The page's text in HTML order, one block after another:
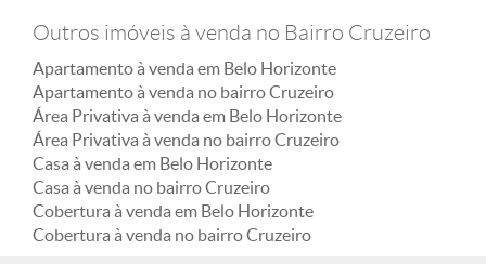
Outros imóveis à venda no Bairro Cruzeiro
Apartamento à venda em Belo Horizonte
Apartamento à venda no bairro Cruzeiro
Área Privativa à venda em Belo Horizonte
Área Privativa à venda no bairro Cruzeiro
Casa à venda em Belo Horizonte
Casa à venda no bairro Cruzeiro
Cobertura à venda em Belo Horizonte
Cobertura à venda no bairro Cruzeiro